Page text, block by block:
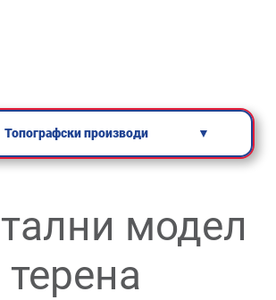
Топографски производи ▼
модел
терена